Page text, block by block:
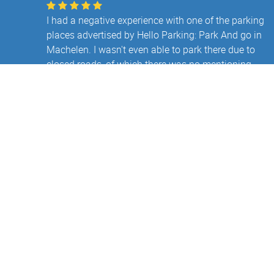
I had a negative experience with one of the parking
places advertised by Hello Parking: Park And go in
Machelen. I wasn't even able to park there due to
closed roads, of which there was no mentioning